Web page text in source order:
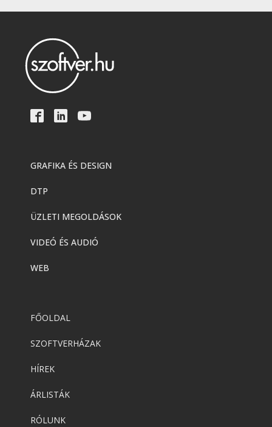
GRAFIKA ÉS DESIGN
DTP
ÜZLETI MEGOLDÁSOK
VIDEÓ ÉS AUDIÓ
WEB
FŐOLDAL
SZOFTVERHÁZAK
HÍREK
ÁRLISTÁK
RÓLUNK